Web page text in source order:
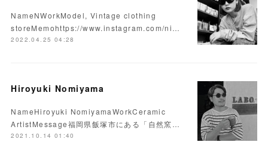
NameNWorkModel, Vintage clothing
storeMemohttps://www.instagram.com/ni…
2022.04.25 04:28
Hiroyuki Nomiyama
NameHiroyuki NomiyamaWorkCeramic
ArtistMessage福岡県飯塚市にある「自然窯…
2021.10.14 01:40